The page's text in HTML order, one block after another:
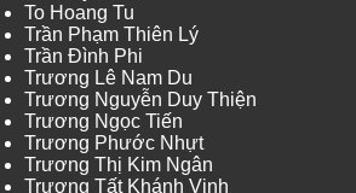
To Hoang Tu
Trần Phạm Thiên Lý
Trần Đình Phi
Trương Lê Nam Du
Trương Nguyễn Duy Thiện
Trương Ngọc Tiến
Trương Phước Nhựt
Trương Thị Kim Ngân
Trương Tất Khánh Vinh